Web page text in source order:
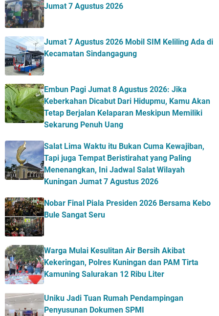
Jumat 7 Agustus 2026
Jumat 7 Agustus 2026 Mobil SIM Keliling Ada di
Kecamatan Sindangagung
Embun Pagi Jumat 8 Agustus 2026: Jika
Keberkahan Dicabut Dari Hidupmu, Kamu Akan
Tetap Berjalan Kelaparan Meskipun Memiliki
Sekarung Penuh Uang
Salat Lima Waktu itu Bukan Cuma Kewajiban,
Tapi juga Tempat Beristirahat yang Paling
Menenangkan, Ini Jadwal Salat Wilayah
Kuningan Jumat 7 Agustus 2026
Nobar Final Piala Presiden 2026 Bersama Kebo
Bule Sangat Seru
Warga Mulai Kesulitan Air Bersih Akibat
Kekeringan, Polres Kuningan dan PAM Tirta
Kamuning Salurakan 12 Ribu Liter
Uniku Jadi Tuan Rumah Pendampingan
Penyusunan Dokumen SPMI